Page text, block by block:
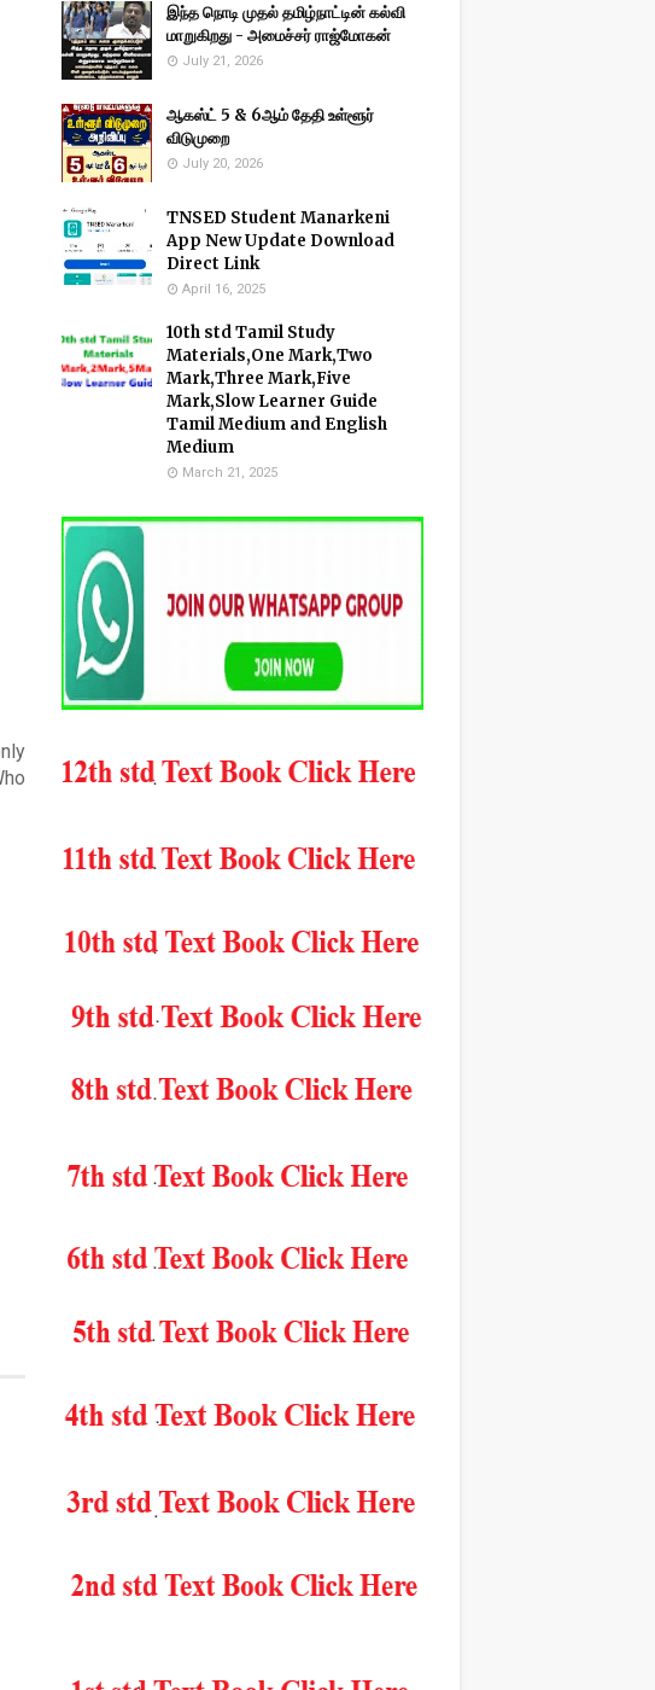
இந்த நொடி முதல் தமிழ்நாட்டின் கல்வி
மாறுகிறது - அமைச்சர் ராஜ்மோகன்
July 21, 2026
ஆகஸ்ட் 5 & 6ஆம் தேதி உள்ளூர்
விடுமுறை
July 20, 2026
TNSED Student Manarkeni
App New Update Download
Direct Link
April 16, 2025
10th std Tamil Study
Materials,One Mark,Two
Mark,Three Mark,Five
Mark,Slow Learner Guide
Tamil Medium and English
Medium
March 21, 2025